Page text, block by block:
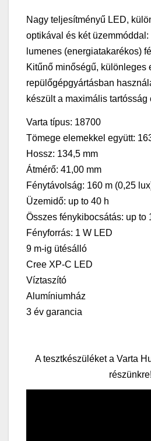
Nagy teljesítményű LED,
optikával és két
lumenes (energiatakarékos)
Kitűnő minőségű, különleges
repülőgépgyártásban
készült a maximális tartósság
Varta típus: 18700
Tömege elemekkel együtt:
Hossz: 134,5 mm
Átmérő: 41,00 mm
Fénytávolság: 160 m (0,25
Üzemidő: up to 40 h
Összes fénykibocsátás: up to
Fényforrás: 1 W LED
9 m-ig ütésálló
Cree XP-C LED
Víztaszító
Alumíniumház
3 év garancia
A tesztkészüléket a Varta
részünkre!